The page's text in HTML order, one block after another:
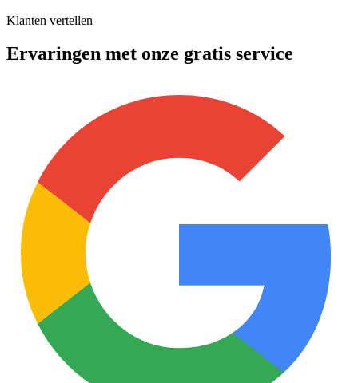
Klanten vertellen
Ervaringen met onze gratis service